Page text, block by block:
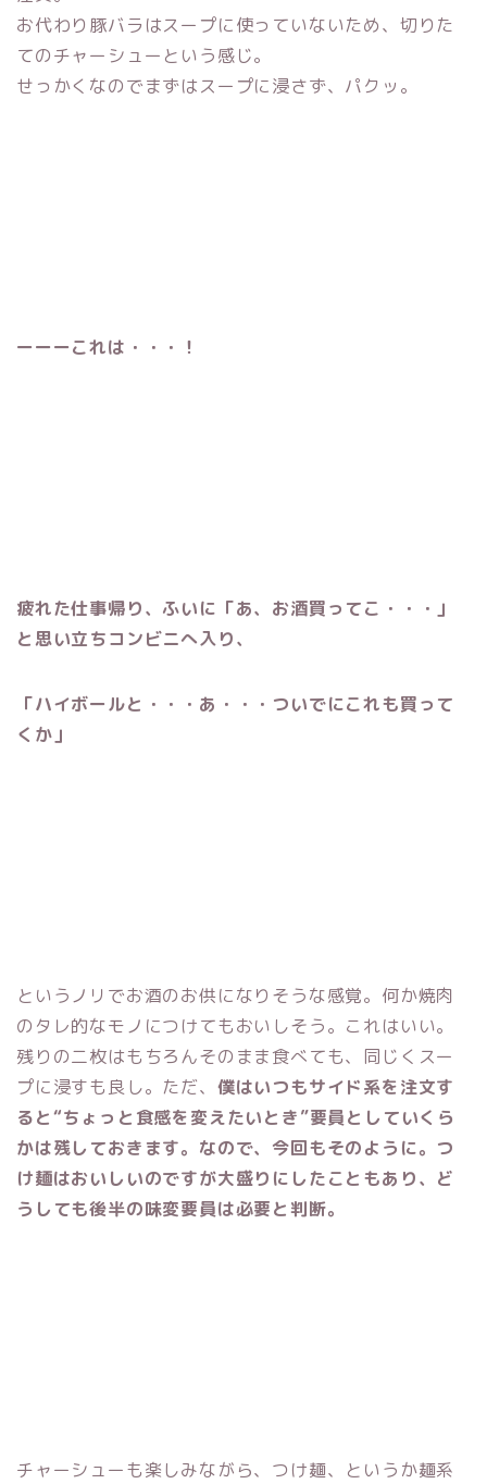
お代わり豚バラはスープに使っていないため、切りた
てのチャーシューという感じ。
せっかくなのでまずはスープに浸さず、パクッ。
ーーーこれは・・・！
疲れた仕事帰り、ふいに「あ、お酒買ってこ・・・」
と思い立ちコンビニへ入り、
「ハイボールと・・・あ・・・ついでにこれも買って
くか」
というノリでお酒のお供になりそうな感覚。何か焼肉
のタレ的なモノにつけてもおいしそう。これはいい。
残りの二枚はもちろんそのまま食べても、同じくスー
プに浸すも良し。ただ、 僕はいつもサイド系を注文す
ると“ちょっと食感を変えたいとき”要員としていくら
かは残しておきます。なので、今回もそのように。つ
け麺はおいしいのですが大盛りにしたこともあり、ど
うしても後半の味変要員は必要と判断。
チャーシューも楽しみながら、つけ麺、というか麺系